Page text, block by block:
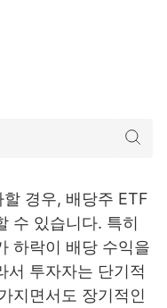
경우, 배당주 ETF
수 있습니다. 특히
하락이 배당 수익을
서 투자자는 단기적
지면서도 장기적인